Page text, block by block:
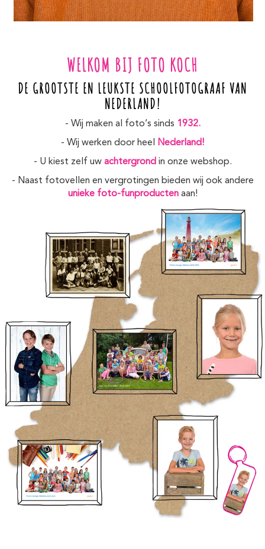
WELKOM BIJ FOTO KOCH
DE GROOTSTE EN LEUKSTE SCHOOLFOTOGRAAF VAN
NEDERLAND!
- Wij maken al foto’s sinds 1932.
- Wij werken door heel
Nederland!
- U kiest zelf uw achtergrond in onze webshop.
- Naast fotovellen en vergrotingen bieden wij ook andere
unieke foto-funproductenaan!